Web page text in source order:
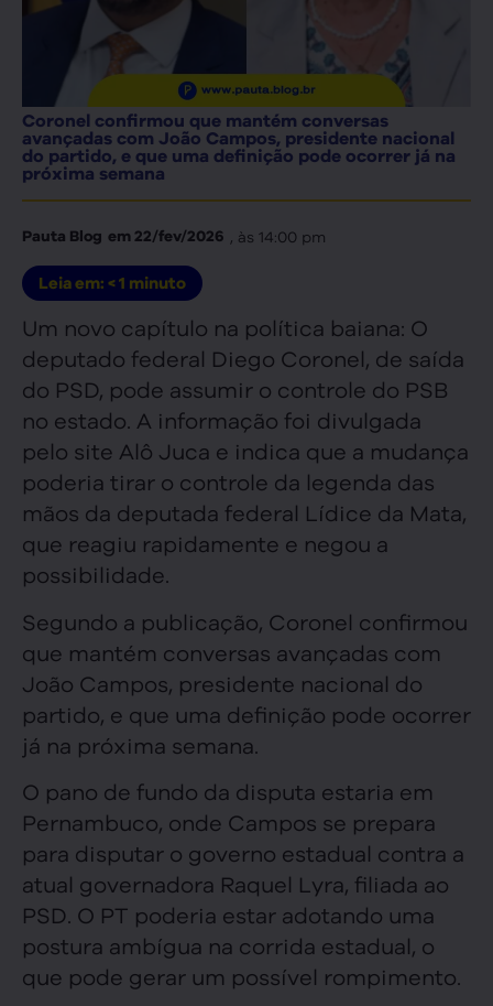
Coronel confirmou que mantém conversas
avançadas com João Campos, presidente nacional
do partido, e que uma definição pode ocorrer já na
próxima semana
Pauta Blog em 22/fev/2026 , às 14:00 pm
Leia em: < 1 minuto
Um novo capítulo na política baiana: O
deputado federal Diego Coronel, de saída
do PSD, pode assumir o controle do PSB
no estado. A informação foi divulgada
pelo site Alô Juca e indica que a mudança
poderia tirar o controle da legenda das
mãos da deputada federal Lídice da Mata,
que reagiu rapidamente e negou a
possibilidade.
Segundo a publicação, Coronel confirmou
que mantém conversas avançadas com
João Campos, presidente nacional do
partido, e que uma definição pode ocorrer
já na próxima semana.
O pano de fundo da disputa estaria em
Pernambuco, onde Campos se prepara
para disputar o governo estadual contra a
atual governadora Raquel Lyra, filiada ao
PSD. O PT poderia estar adotando uma
postura ambígua na corrida estadual, o
que pode gerar um possível rompimento.